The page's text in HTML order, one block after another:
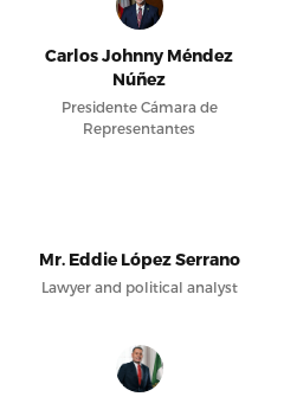
Carlos Johnny Méndez
Núñez
Presidente Cámara de
Representantes
Mr. Eddie López Serrano
Lawyer and political analyst